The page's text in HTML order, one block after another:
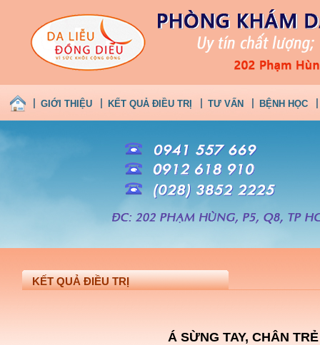
GIỚI THIỆU KẾT QUẢ ĐIỀU TRỊ TƯ VẤN BỆNH HỌC
KẾT QUẢ ĐIỀU TRỊ
Á SỪNG TAY, CHÂN